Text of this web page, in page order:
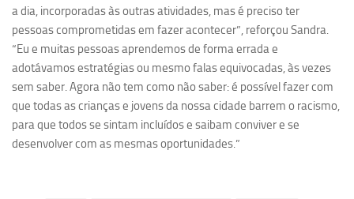
a dia, incorporadas às outras atividades, mas é preciso ter
pessoas comprometidas em fazer acontecer”, reforçou Sandra.
“Eu e muitas pessoas aprendemos de forma errada e
adotávamos estratégias ou mesmo falas equivocadas, às vezes
sem saber. Agora não tem como não saber: é possível fazer com
que todas as crianças e jovens da nossa cidade barrem o racismo,
para que todos se sintam incluídos e saibam conviver e se
desenvolver com as mesmas oportunidades.”